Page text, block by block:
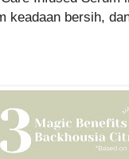
keadaan bersih,